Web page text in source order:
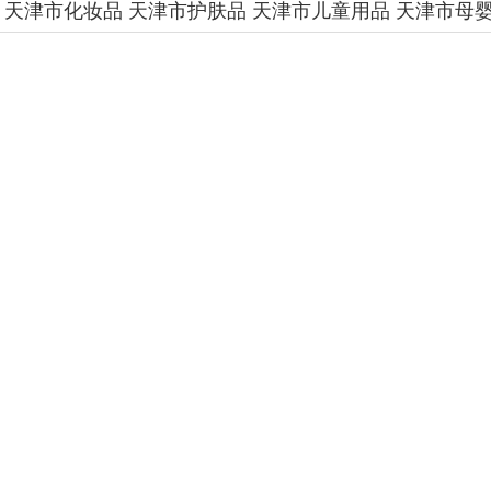
天津市化妆品 天津市护肤品 天津市儿童用品 天津市母